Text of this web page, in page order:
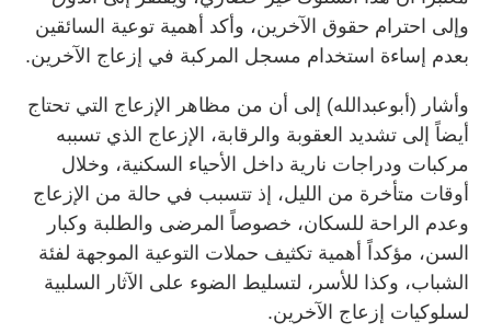
وإلى احترام حقوق الآخرين، وأكد أهمية توعية السائقين
بعدم إساءة استخدام مسجل المركبة في إزعاج الآخرين.
وأشار (أبوعبدالله) إلى أن من مظاهر الإزعاج التي تحتاج
أيضاً إلى تشديد العقوبة والرقابة، الإزعاج الذي تسببه
مركبات ودراجات نارية داخل الأحياء السكنية، وخلال
أوقات متأخرة من الليل، إذ تتسبب في حالة من الإزعاج
وعدم الراحة للسكان، خصوصاً المرضى والطلبة وكبار
السن، مؤكداً أهمية تكثيف حملات التوعية الموجهة لفئة
الشباب، وكذا للأسر، لتسليط الضوء على الآثار السلبية
لسلوكيات إزعاج الآخرين.